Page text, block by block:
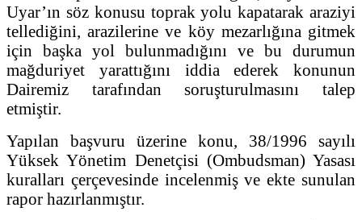
Uyar’ın söz konusu toprak yolu kapatarak araziyi
tellediğini, arazilerine ve köy mezarlığına gitmek
için başka yol bulunmadığını ve bu durumun
mağduriyet yarattığını iddia ederek konunun
Dairemiz tarafından soruşturulmasını talep
etmiştir.
Yapılan başvuru üzerine konu, 38/1996 sayılı
Yüksek Yönetim Denetçisi (Ombudsman) Yasası
kuralları çerçevesinde incelenmiş ve ekte sunulan
rapor hazırlanmıştır.